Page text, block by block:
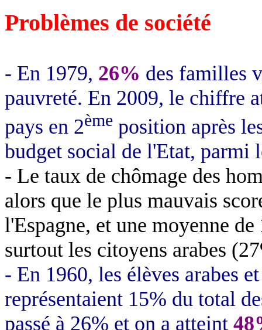
Problèmes de société
- En 1979, 26% des familles
pauvreté. En 2009, le chiffre
pays en 2ème position après
budget social de l'Etat, parmi
- Le taux de chômage des
alors que le plus mauvais
l'Espagne, et une moyenne de
surtout les citoyens arabes
- En 1960, les élèves arabes
représentaient 15% du total
passé à 26% et on a atteint